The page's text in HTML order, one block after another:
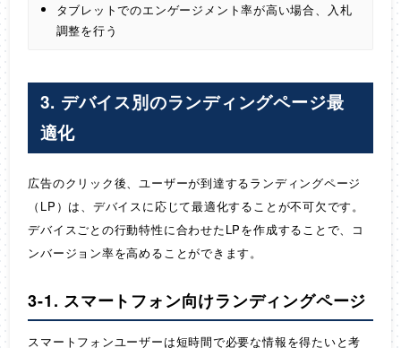
タブレットでのエンゲージメント率が高い場合、入札
調整を行う
3. デバイス別のランディングページ最
適化
広告のクリック後、ユーザーが到達するランディングページ
（LP）は、デバイスに応じて最適化することが不可欠です。
デバイスごとの行動特性に合わせたLPを作成することで、コ
ンバージョン率を高めることができます。
3-1. スマートフォン向けランディングページ
スマートフォンユーザーは短時間で必要な情報を得たいと考